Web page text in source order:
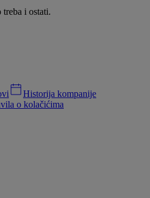
i ostati.
Historija kompanije
o kolačićima